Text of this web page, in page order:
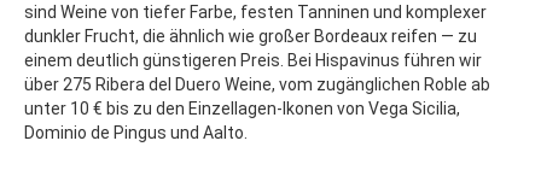
sind Weine von tiefer Farbe, festen Tanninen und komplexer
dunkler Frucht, die ähnlich wie großer Bordeaux reifen — zu
einem deutlich günstigeren Preis. Bei Hispavinus führen wir
über 275 Ribera del Duero Weine, vom zugänglichen Roble ab
unter 10 € bis zu den Einzellagen-Ikonen von Vega Sicilia,
Dominio de Pingus und Aalto.